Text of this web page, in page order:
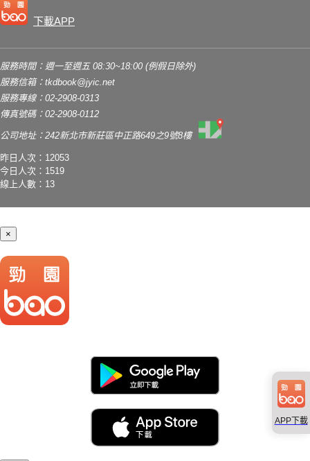
下載APP
服務時間：週一至週五 08:30~18:00 (例假日除外)
服務信箱： tkdbook@jyic.net
服務專線：02-2908-0313
傳真號碼：02-2908-0112
公司地址：242新北市新莊區中正路649之9號8樓
昨日人次：12053
今日人次：1519
線上人數：13
×
APP下載